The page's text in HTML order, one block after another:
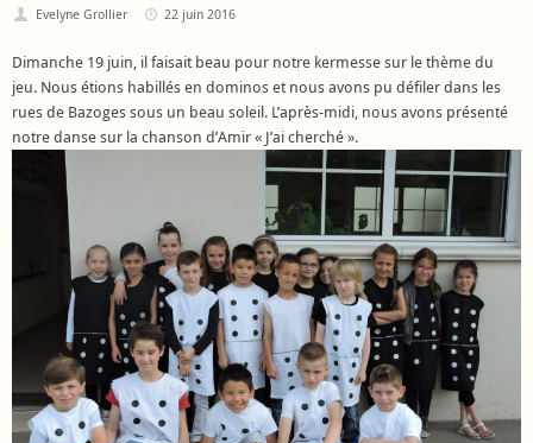
Evelyne Grollier 22 juin 2016
Dimanche 19 juin, il faisait beau pour notre kermesse sur le thème du
jeu. Nous étions habillés en dominos et nous avons pu défiler dans les
rues de Bazoges sous un beau soleil. L’après-midi, nous avons présenté
notre danse sur la chanson d’Amir « J’ai cherché ».